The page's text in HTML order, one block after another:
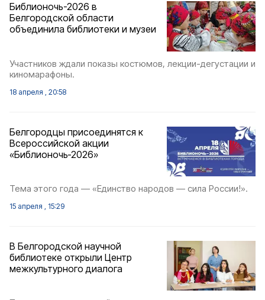
Библионочь-2026 в
Белгородской области
объединила библиотеки и музеи
Участников ждали показы костюмов, лекции-дегустации и
киномарафоны.
18 апреля , 20:58
Белгородцы присоединятся к
Всероссийской акции
«Библионочь‑2026»
Тема этого года — «Единство народов — сила России!».
15 апреля , 15:29
В Белгородской научной
библиотеке открыли Центр
межкультурного диалога